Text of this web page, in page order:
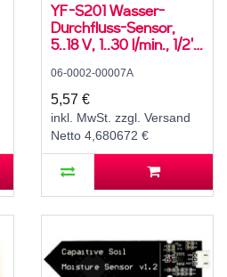
YF-S201 Wasser-
Durchfluss-Sensor,
5..18 V, 1..30 l/min., 1/2''
06-0002-00007A
5,57 €
inkl. MwSt. zzgl. Versand
Netto 4,680672 €